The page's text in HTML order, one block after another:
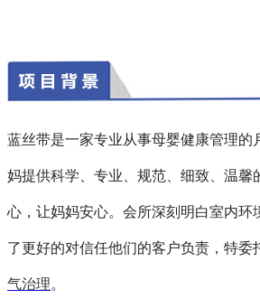
蓝丝带是一家专业从事母婴健康管理的
妈提供科学、专业、规范、细致、温馨
心，让妈妈安心。会所深刻明白室内环
了更好的对信任他们的客户负责，特委
气治理。